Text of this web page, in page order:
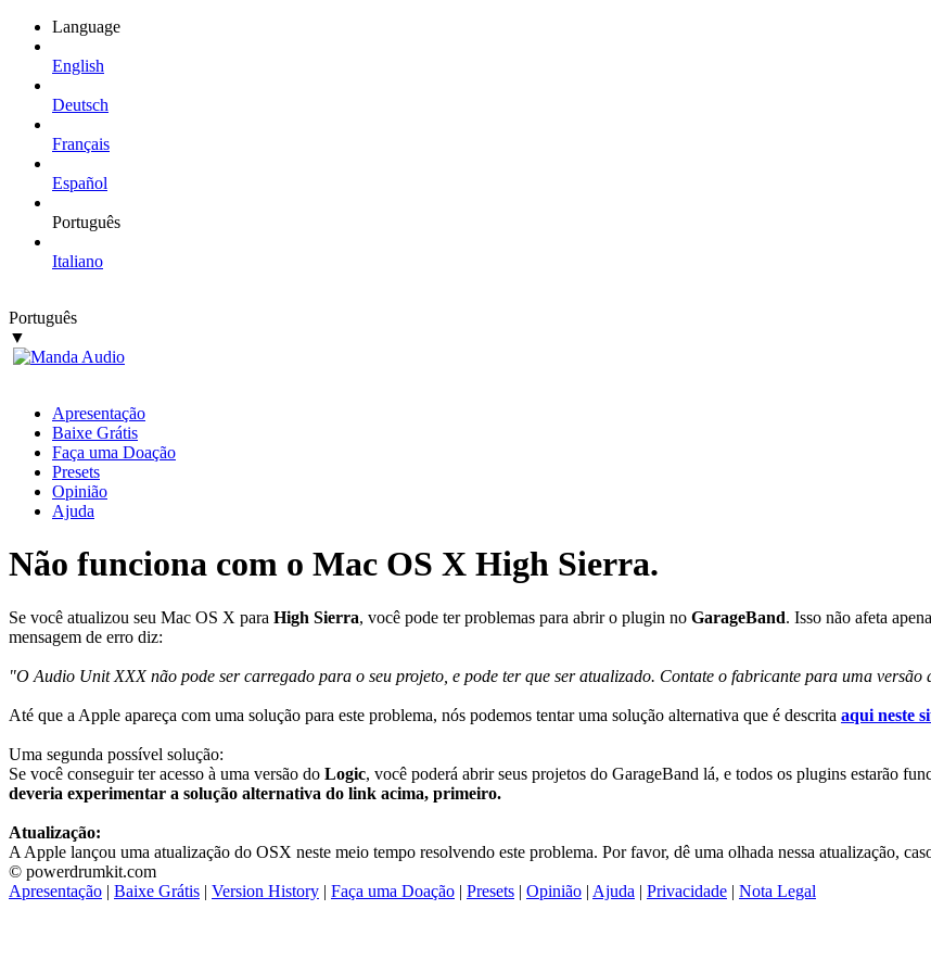
Language
English
Deutsch
Français
Español
Português
Italiano
Português
▼
Apresentação
Baixe Grátis
Faça uma Doação
Presets
Opinião
Ajuda
Não funciona com o Mac OS X High Sierra.
Se você atualizou seu Mac OS X para High Sierra, você pode ter problemas para abrir o plugin no GarageBand. Isso não afeta
mensagem de erro diz:
"O Audio Unit XXX não pode ser carregado para o seu projeto, e pode ter que ser atualizado. Contate o fabricante para uma
Até que a Apple apareça com uma solução para este problema, nós podemos tentar uma solução alternativa que é descrita aqui neste
Uma segunda possível solução:
Se você conseguir ter acesso à uma versão do Logic, você poderá abrir seus projetos do GarageBand lá, e todos os plugins estarão
deveria experimentar a solução alternativa do link acima, primeiro.
Atualização:
A Apple lançou uma atualização do OSX neste meio tempo resolvendo este problema. Por favor, dê uma olhada nessa atualização,
© powerdrumkit.com
Apresentação | Baixe Grátis | Version History | Faça uma Doação | Presets | Opinião | Ajuda | Privacidade | Nota Legal